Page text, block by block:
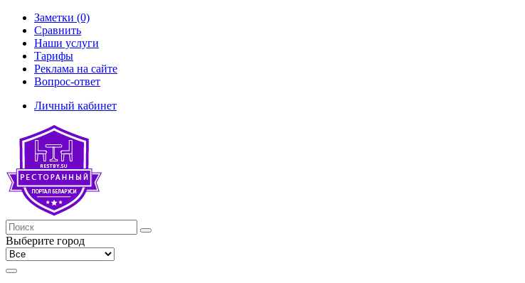
Заметки (0)
Сравнить
Наши услуги
Тарифы
Реклама на сайте
Вопрос-ответ
Личный кабинет
Выберите город